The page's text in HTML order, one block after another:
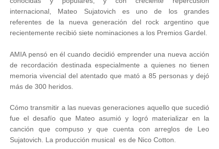
internacional, Mateo Sujatovich es uno de los grandes
referentes de la nueva generación del rock argentino que
recientemente recibió siete nominaciones a los Premios Gardel.
AMIA pensó en él cuando decidió emprender una nueva acción
de recordación destinada especialmente a quienes no tienen
memoria vivencial del atentado que mató a 85 personas y dejó
más de 300 heridos.
Cómo transmitir a las nuevas generaciones aquello que sucedió
fue el desafío que Mateo asumió y logró materializar en la
canción que compuso y que cuenta con arreglos de Leo
Sujatovich. La producción musical es de Nico Cotton.